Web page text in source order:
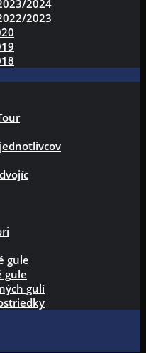
2024
2023
gule
gule
gulí